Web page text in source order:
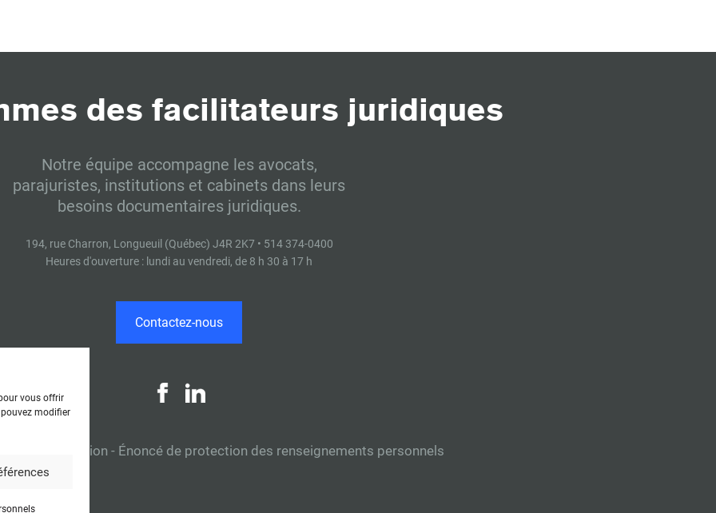
vous offrir
modifier
des facilitateurs juridiques
Notre équipe accompagne les avocats,
parajuristes, institutions et cabinets dans leurs
besoins documentaires juridiques.
194, rue Charron, Longueuil (Québec) J4R 2K7 • 514 374-0400
Heures d'ouverture : lundi au vendredi, de 8 h 30 à 17 h
Contactez-nous
d'utilisation - Énoncé de protection des renseignements personnels